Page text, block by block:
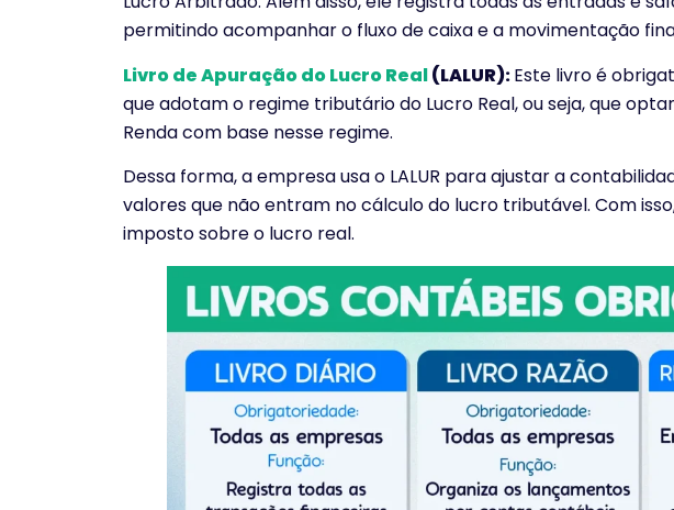
permitindo acompanhar o fluxo de caixa e a movimentação
Livro de Apuração do Lucro Real(LALUR):Este livro é
que adotam o regime tributário do Lucro Real, ou seja, que
Renda com base nesse regime.
Dessa forma, a empresa usa o LALUR para ajustar a
valores que não entram no cálculo do lucro tributável. Com
imposto sobre o lucro real.